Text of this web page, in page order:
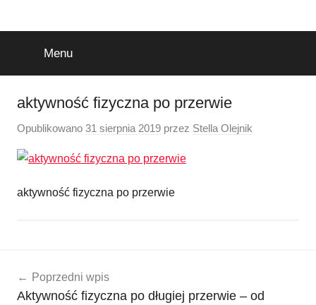
do
Menu
aktywność fizyczna po przerwie
Opublikowano 31 sierpnia 2019 przez Stella Olejnik
aktywność fizyczna po przerwie
wpisu
Poprzedni wpis
Aktywność fizyczna po długiej przerwie – od